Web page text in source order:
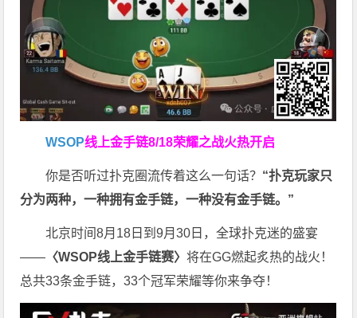
WSOP线上金手链8/18荣耀之战火热开启
你是否听过扑克圈流传着这么一句话？ “扑克玩家只
分为两种，一种拥有金手链，一种没有金手链。”
北京时间8月18日到9月30日，全球扑克迷的盛宴
—— 〈WSOP线上金手链赛〉将在GG燃起炙热的战火！
总共33条金手链，33个冠军荣耀等你来争夺！